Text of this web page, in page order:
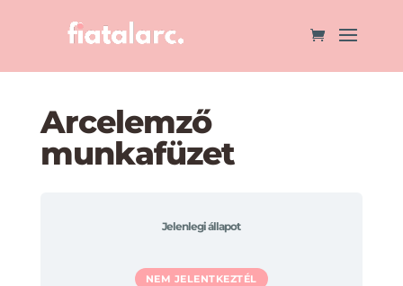
Arcelemző
munkafüzet
Jelenlegi állapot
NEM JELENTKEZTÉL